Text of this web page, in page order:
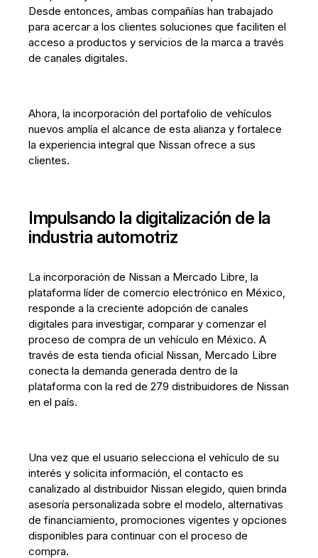
Desde entonces, ambas compañías han trabajado
para acercar a los clientes soluciones que faciliten el
acceso a productos y servicios de la marca a través
de canales digitales.
Ahora, la incorporación del portafolio de vehículos
nuevos amplía el alcance de esta alianza y fortalece
la experiencia integral que Nissan ofrece a sus
clientes.
Impulsando la digitalización de la
industria automotriz
La incorporación de Nissan a Mercado Libre, la
plataforma líder de comercio electrónico en México,
responde a la creciente adopción de canales
digitales para investigar, comparar y comenzar el
proceso de compra de un vehículo en México. A
través de esta tienda oficial Nissan, Mercado Libre
conecta la demanda generada dentro de la
plataforma con la red de 279 distribuidores de Nissan
en el país.
Una vez que el usuario selecciona el vehículo de su
interés y solicita información, el contacto es
canalizado al distribuidor Nissan elegido, quien brinda
asesoría personalizada sobre el modelo, alternativas
de financiamiento, promociones vigentes y opciones
disponibles para continuar con el proceso de
compra.